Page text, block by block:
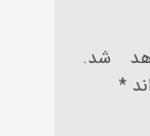
شد.
*